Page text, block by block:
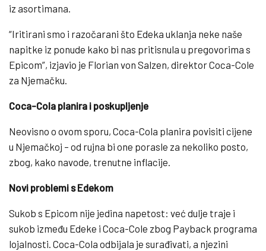
iz asortimana.
“Iritirani smo i razočarani što Edeka uklanja neke naše
napitke iz ponude kako bi nas pritisnula u pregovorima s
Epicom”, izjavio je Florian von Salzen, direktor Coca-Cole
za Njemačku.
Coca-Cola planira i poskupljenje
Neovisno o ovom sporu, Coca-Cola planira povisiti cijene
u Njemačkoj – od rujna bi one porasle za nekoliko posto,
zbog, kako navode, trenutne inflacije.
Novi problemi s Edekom
Sukob s Epicom nije jedina napetost: već dulje traje i
sukob između Edeke i Coca-Cole zbog Payback programa
lojalnosti. Coca-Cola odbijala je surađivati, a njezini